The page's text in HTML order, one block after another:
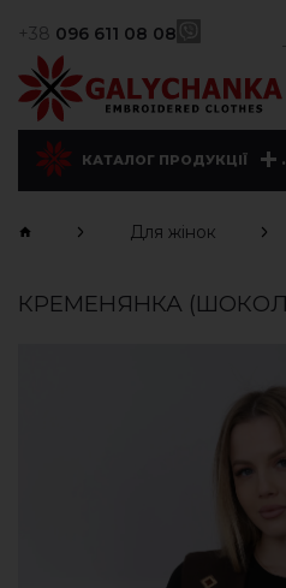
+38 096 611 08 08
КАТАЛОГ ПРОДУКЦІЇ
Для жінок
КРЕМЕНЯНКА